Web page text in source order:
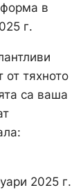
в
г.
тяхното
са ваша
2025 г.